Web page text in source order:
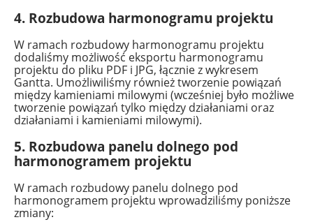
4. Rozbudowa harmonogramu projektu
W ramach rozbudowy harmonogramu projektu
dodaliśmy możliwość eksportu harmonogramu
projektu do pliku PDF i JPG, łącznie z wykresem
Gantta. Umożliwiliśmy również tworzenie powiązań
między kamieniami milowymi (wcześniej było możliwe
tworzenie powiązań tylko między działaniami oraz
działaniami i kamieniami milowymi).
5. Rozbudowa panelu dolnego pod
harmonogramem projektu
W ramach rozbudowy panelu dolnego pod
harmonogramem projektu wprowadziliśmy poniższe
zmiany: